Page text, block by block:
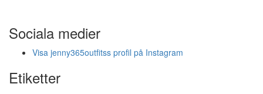
Sociala medier
Visa jenny365outfitss profil på Instagram
Etiketter